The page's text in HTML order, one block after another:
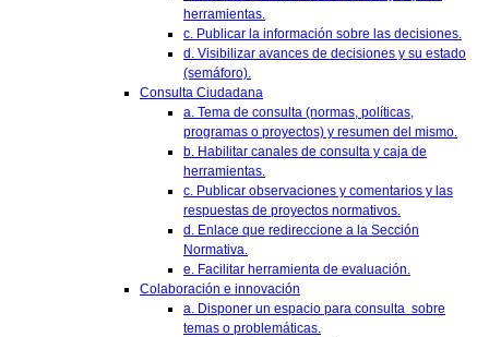
herramientas.
c. Publicar la información sobre las decisiones.
d. Visibilizar avances de decisiones y su estado
(semáforo).
Consulta Ciudadana
a. Tema de consulta (normas, políticas,
programas o proyectos) y resumen del mismo.
b. Habilitar canales de consulta y caja de
herramientas.
c. Publicar observaciones y comentarios y las
respuestas de proyectos normativos.
d. Enlace que redireccione a la Sección
Normativa.
e. Facilitar herramienta de evaluación.
Colaboración e innovación
a. Disponer un espacio para consulta sobre
temas o problemáticas.